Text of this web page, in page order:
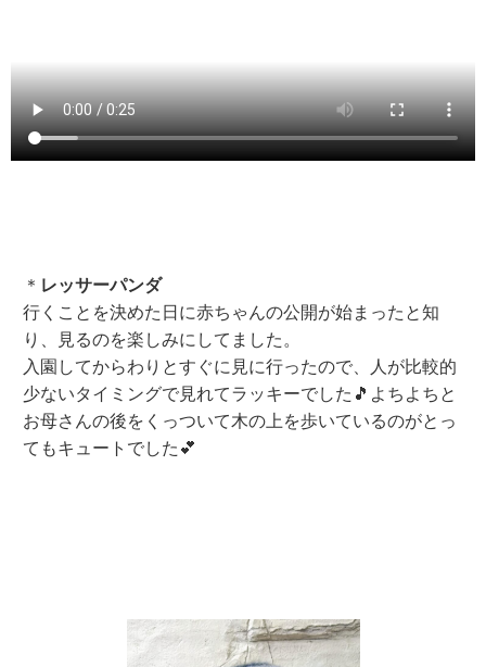
＊ レッサーパンダ
行くことを決めた日に赤ちゃんの公開が始まったと知
り、見るのを楽しみにしてました。
入園してからわりとすぐに見に行ったので、人が比較的
少ないタイミングで見れてラッキーでした🎵よちよちと
お母さんの後をくっついて木の上を歩いているのがとっ
てもキュートでした💕